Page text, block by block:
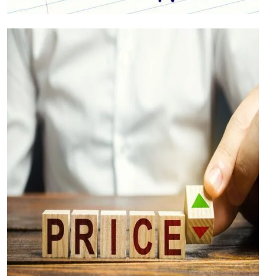
Jouw Vragen Beantwoord (FAQ's)